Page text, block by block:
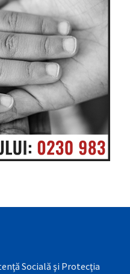
Socială şi Protecţia